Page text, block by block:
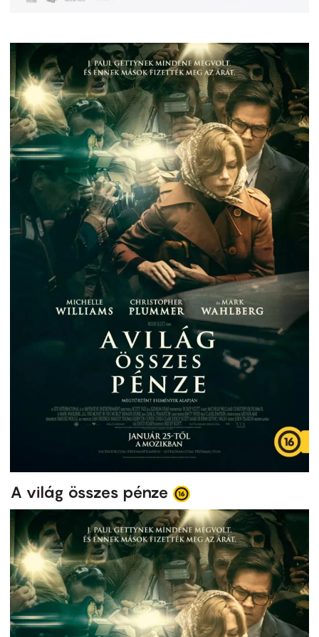
A világ összes pénze